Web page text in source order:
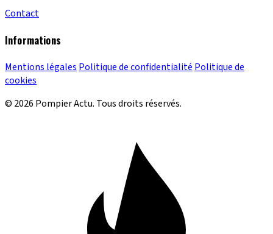
Contact
Informations
Mentions légales Politique de confidentialité Politique de
cookies
© 2026 Pompier Actu. Tous droits réservés.